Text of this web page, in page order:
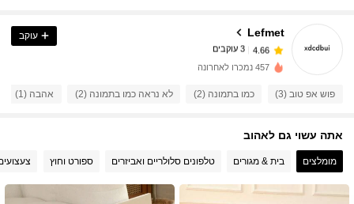
Lefmet
c***c עקבו אחר
4.66
3 עוקבים
4.66
עוקב
457 נמכרו לאחרונה
פוש אפ טוב (3) כמו בתמונה (2) לא נראה כמו בתמונה (2) אהבה (1)
אתה עשוי גם לאהוב
מומלצים בית & מגורים טלפונים סלולריים ואביזרים ספורט וחוץ